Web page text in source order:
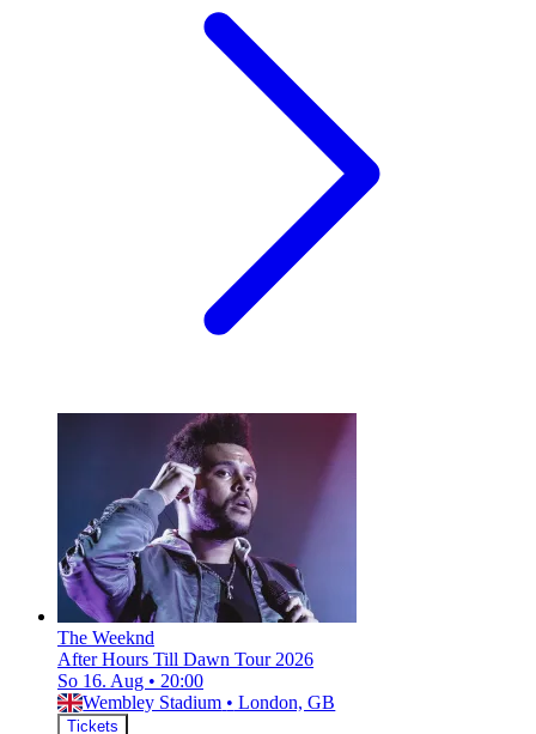
The Weeknd
After Hours Till Dawn Tour 2026
So 16. Aug • 20:00
Wembley Stadium • London, GB
Tickets